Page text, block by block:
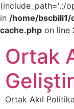
(include_path='.:/
in /home/
cache.php on line
Ortak
Ortak Akıl